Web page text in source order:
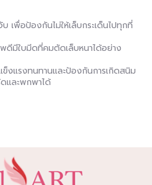
เพื่อป้องกันไม่ให้เล็บกระเด็นไปทุกที่
ดีมีใบมีดที่คมตัดเล็บหนาได้อย่าง
งแรงทนทานและป้องกันการเกิดสนิม
และพกพาได้